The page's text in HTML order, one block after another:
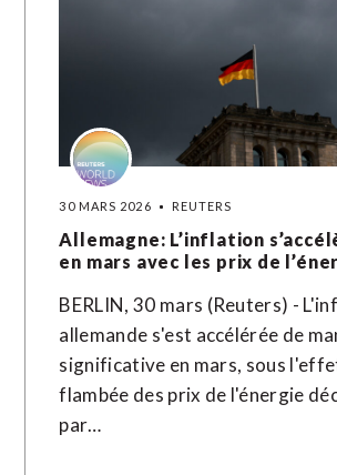
30 MARS 2026 REUTERS
Allemagne: L’inflation
en mars avec les prix de
BERLIN, 30 mars (Reuters) -
allemande s'est accélérée de
significative en mars, sous
flambée des prix de l'énergie
par…